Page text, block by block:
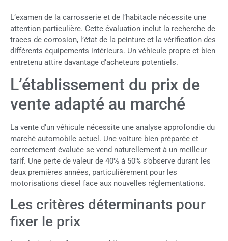
L’examen de la carrosserie et de l’habitacle nécessite une
attention particulière. Cette évaluation inclut la recherche de
traces de corrosion, l’état de la peinture et la vérification des
différents équipements intérieurs. Un véhicule propre et bien
entretenu attire davantage d’acheteurs potentiels.
L’établissement du prix de
vente adapté au marché
La vente d’un véhicule nécessite une analyse approfondie du
marché automobile actuel. Une voiture bien préparée et
correctement évaluée se vend naturellement à un meilleur
tarif. Une perte de valeur de 40% à 50% s’observe durant les
deux premières années, particulièrement pour les
motorisations diesel face aux nouvelles réglementations.
Les critères déterminants pour
fixer le prix